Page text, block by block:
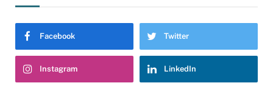
Facebook Twitter
Instagram LinkedIn